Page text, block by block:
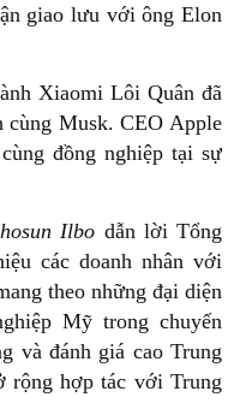
giao lưu với ông Elon
Xiaomi Lôi Quân đã
cùng Musk. CEO Apple
đồng nghiệp tại sự
Ilbo dẫn lời Tổng
các doanh nhân với
theo những đại diện
Mỹ trong chuyến
và đánh giá cao Trung
rộng hợp tác với Trung